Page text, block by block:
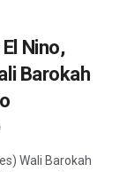
Nino,
Barokah
Wali Barokah